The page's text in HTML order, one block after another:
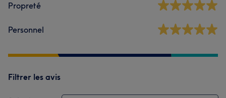
Propreté
Personnel
Filtrer les avis